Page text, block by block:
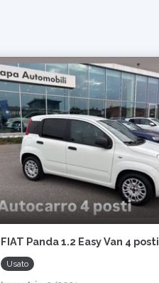
FIAT Panda 1.2 Easy Van 4 posti
Usato